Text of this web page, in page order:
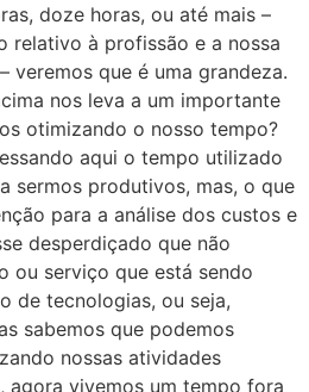
doze horas, ou até mais –
relativo à profissão e a nossa
veremos que é uma grandeza.
nos leva a um importante
otimizando o nosso tempo?
aqui o tempo utilizado
sermos produtivos, mas, o que
para a análise dos custos e
desperdiçado que não
ou serviço que está sendo
de tecnologias, ou seja,
sabemos que podemos
nossas atividades
vivemos um tempo fora